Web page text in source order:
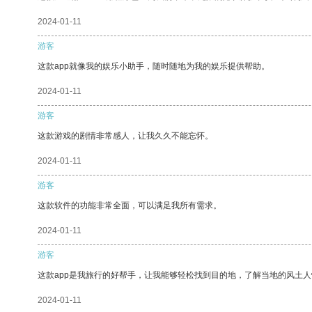
2024-01-11
游客
这款app就像我的娱乐小助手，随时随地为我的娱乐提供帮助。
2024-01-11
游客
这款游戏的剧情非常感人，让我久久不能忘怀。
2024-01-11
游客
这款软件的功能非常全面，可以满足我所有需求。
2024-01-11
游客
这款app是我旅行的好帮手，让我能够轻松找到目的地，了解当地的风土
2024-01-11